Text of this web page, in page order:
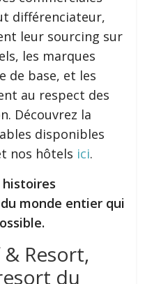
différenciateur,
leur sourcing sur
les marques
de base, et les
au respect des
Découvrez la
disponibles
nos hôtels ici.
histoires
monde entier qui
Resort,
du